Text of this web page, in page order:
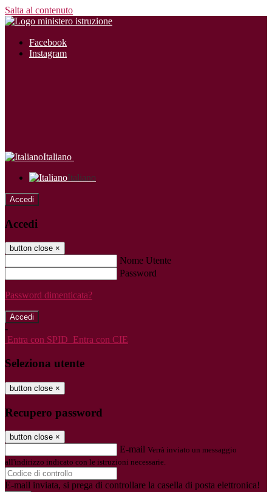
Salta al contenuto
Facebook
Instagram
Italiano
Italiano
Accedi
Accedi
button close ×
Nome Utente
Password
Password dimenticata?
-
Entra con SPID Entra con CIE
Seleziona utente
button close ×
Recupero password
button close ×
E-mail Verrà inviato un messaggio
all'indirizzo indicato con le istruzioni necessarie.
E-mail inviata, si prega di controllare la casella di posta elettronica!